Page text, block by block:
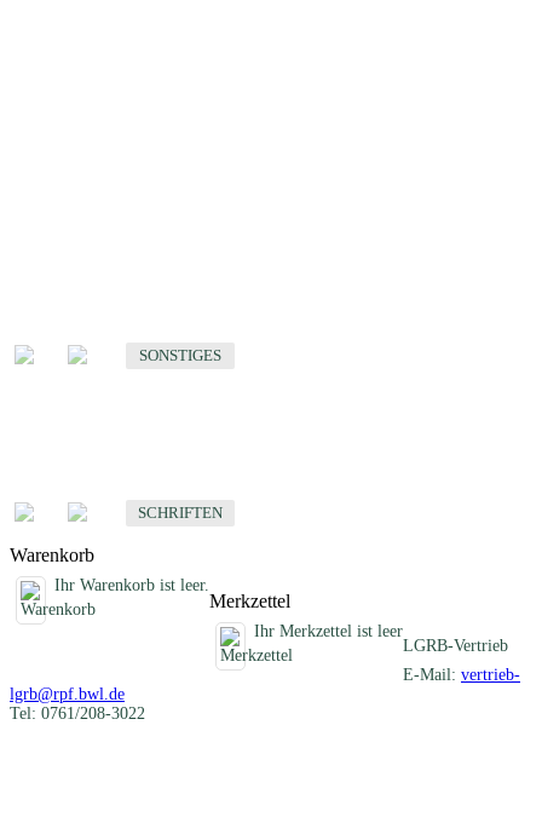
SONSTIGES
SCHRIFTEN
Warenkorb
Ihr Warenkorb ist leer.
Merkzettel
Ihr Merkzettel ist leer
LGRB-Vertrieb
E-Mail: vertrieb-
lgrb@rpf.bwl.de
Tel: 0761/208-3022